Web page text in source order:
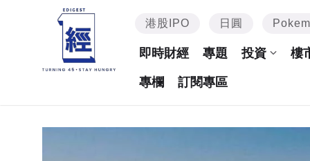
港股IPO 日圓
即時財經 專題 投資 樓
專欄 訂閱專區